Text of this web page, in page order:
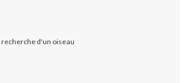
recherche d'un oiseau